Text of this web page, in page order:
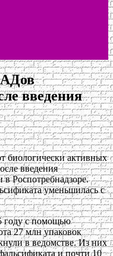
введения
биологически активных
введения
Роспотребнадзоре.
уменьшилась с
году с помощью
27 млн упаковок
в ведомстве. Из них
и почти 10